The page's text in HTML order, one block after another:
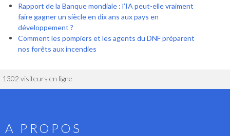
Rapport de la Banque mondiale : l’IA peut-elle vraiment
faire gagner un siècle en dix ans aux pays en
développement ?
Comment les pompiers et les agents du DNF préparent
nos forêts aux incendies
1302 visiteurs en ligne
A PROPOS